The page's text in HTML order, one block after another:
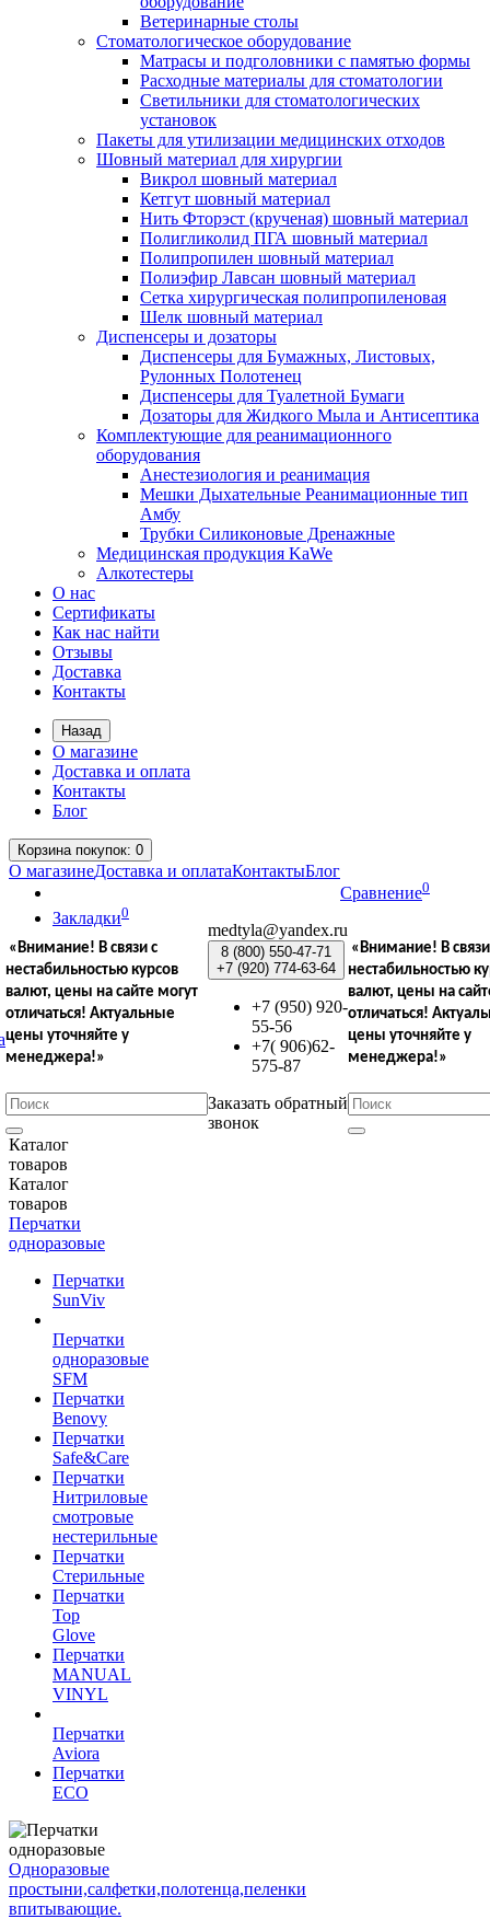
Ветеринарные столы
Стоматологическое оборудование
Матрасы и подголовники с памятью формы
Расходные материалы для стоматологии
Светильники для стоматологических
установок
Пакеты для утилизации медицинских отходов
Шовный материал для хирургии
Викрол шовный материал
Кетгут шовный материал
Нить Фторэст (крученая) шовный материал
Полигликолид ПГА шовный материал
Полипропилен шовный материал
Полиэфир Лавсан шовный материал
Сетка хирургическая полипропиленовая
Шелк шовный материал
Диспенсеры и дозаторы
Диспенсеры для Бумажных, Листовых,
Рулонных Полотенец
Диспенсеры для Туалетной Бумаги
Дозаторы для Жидкого Мыла и Антисептика
Комплектующие для реанимационного
оборудования
Анестезиология и реанимация
Мешки Дыхательные Реанимационные тип
Амбу
Трубки Силиконовые Дренажные
Медицинская продукция KaWe
Алкотестеры
О нас
Сертификаты
Как нас найти
Отзывы
Доставка
Контакты
Назад
О магазине
Доставка и оплата
Контакты
Блог
Корзинапокупок: 0
О магазинеДоставка и оплатаКонтактыБлог
Сравнение0
Закладки0
«Внимание! В связи с
нестабильностью курсов
валют, цены на сайте могут
отличаться! Актуальные
цены уточняйте у
менеджера!»
medtyla@yandex.ru
8 (800) 550-47-71
+7 (920) 774-63-64
+7 (950) 920-
55-56
+7( 906)62-
575-87
Заказать обратный
звонок
«Внимание! В
нестабильностью
валют, цены на
отличаться!
цены уточняйте у
менеджера!»
Каталог
товаров
Каталог
товаров
Перчатки
одноразовые
Перчатки
SunViv
Перчатки
одноразовые
SFM
Перчатки
Benovy
Перчатки
Safe&Care
Перчатки
Нитриловые
смотровые
нестерильные
Перчатки
Стерильные
Перчатки
Top
Glove
Перчатки
MANUAL
VINYL
Перчатки
Aviora
Перчатки
ECO
Одноразовые
простыни,салфетки,полотенца,пеленки
впитывающие.